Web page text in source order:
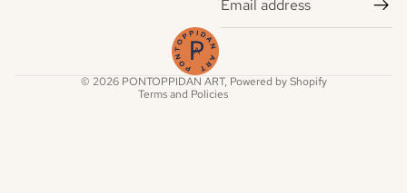
© 2026 PONTOPPIDAN ART, Powered by Shopify
Terms and Policies
Contact information